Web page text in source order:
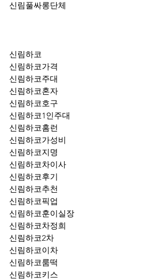
신림풀싸롱단체
신림하코
신림하코가격
신림하코주대
신림하코혼자
신림하코호구
신림하코1인주대
신림하코홈런
신림하코가성비
신림하코지명
신림하코차이사
신림하코후기
신림하코추천
신림하코훈이실장
신림하코차정희
신림하코2차
신림하코이차
신림하코룸떡
신림하코키스